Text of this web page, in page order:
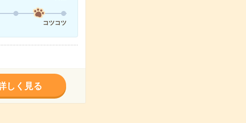
コツコツ
しく見る